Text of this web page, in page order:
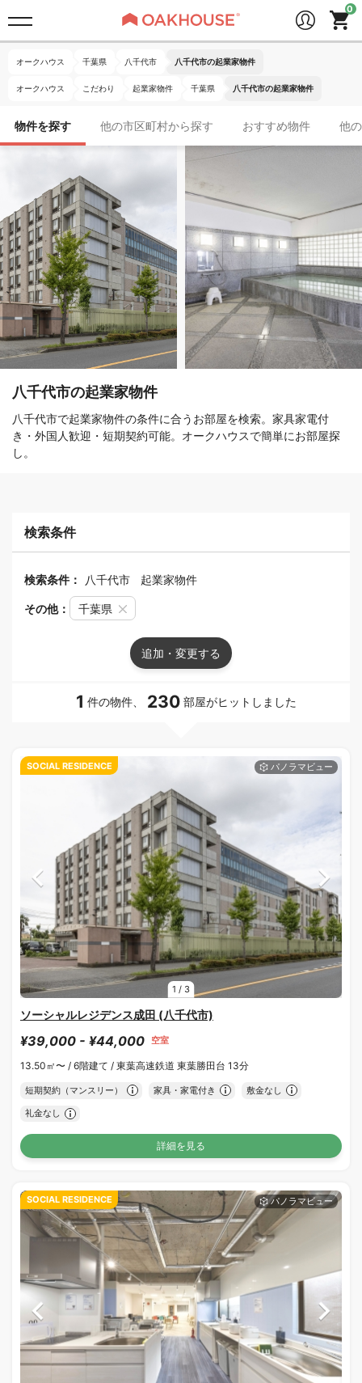
オークハウス 千葉県 八千代市 八千代市の起業家物件
オークハウス こだわり 起業家物件 千葉県 八千代市の起業家物件
物件を探す 他の市区町村から探す おすすめ物件 他
八千代市の起業家物件
八千代市で起業家物件の条件に合うお部屋を検索。家具家電付
き・外国人歓迎・短期契約可能。オークハウスで簡単にお部屋探
し。
検索条件
検索条件： 八千代市 起業家物件
その他： 千葉県
追加・変更する
1 件の物件、 230 部屋がヒットしました
1 / 3
SOCIAL RESIDENCE
ソーシャルレジデンス成田 (八千代市)
¥39,000 - ¥44,000 空室
13.50㎡〜 / 6階建て / 東葉高速鉄道 東葉勝田台 13分
短期契約（マンスリー） 家具・家電付き 敷金なし
礼金なし
詳細を見る
SOCIAL RESIDENCE